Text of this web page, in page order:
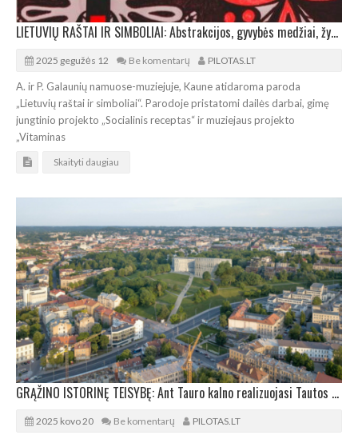
LIETUVIŲ RAŠTAI IR SIMBOLIAI: Abstrakcijos, gyvybės medžiai, žydėjimas ir baltų ženklai
2025 gegužės 12 Be komentarų PILOTAS.LT
A. ir P. Galaunių namuose-muziejuje, Kaune atidaroma paroda
„Lietuvių raštai ir simboliai“. Parodoje pristatomi dailės darbai, gimę
jungtinio projekto „Socialinis receptas“ ir muziejaus projekto
„Vitaminas
Skaityti daugiau
GRĄŽINO ISTORINĘ TEISYBĘ: Ant Tauro kalno realizuojasi Tautos namų idėja
2025 kovo 20 Be komentarų PILOTAS.LT